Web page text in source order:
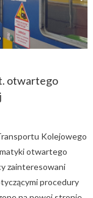
otwartego
Kolejowego
otwartego
zainteresowani
procedury